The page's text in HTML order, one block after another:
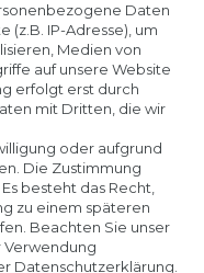
bei ADCELL
Daten
(z.B. IP-Adresse), um
Medien von
auf unsere Website
erfolgt erst durch
mit Dritten, die wir
oder aufgrund
Die Zustimmung
besteht das Recht,
zu einem späteren
Beachten Sie unser
Verwendung
Daten­schutz­erklärung